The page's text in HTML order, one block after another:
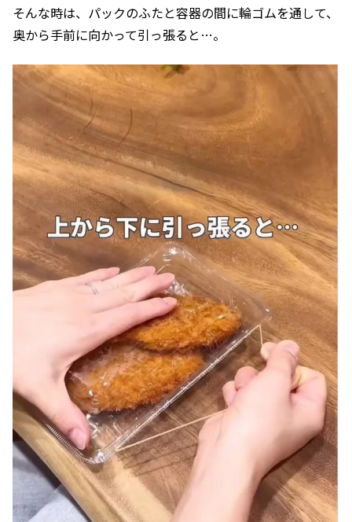
そんな時は、パックのふたと容器の間に輪ゴムを通して、
奥から手前に向かって引っ張ると…。